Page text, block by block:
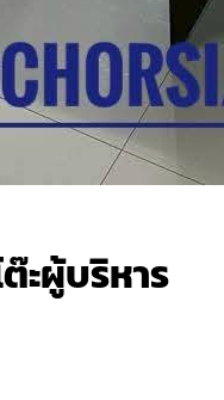
ะผู้บริหาร